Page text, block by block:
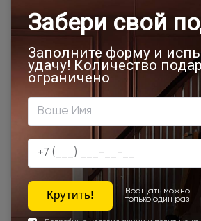
Товар относится к
500x1900 Межкомнатные двери
700x1900 900x2000 Двери Neo
800x2000
900x2200
650x2000 1000x2100 700x2200
800x2100
700x2100
900x2400 1200x2000 Шампань